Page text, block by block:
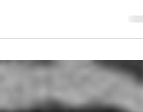
Tudo isso com a arte do